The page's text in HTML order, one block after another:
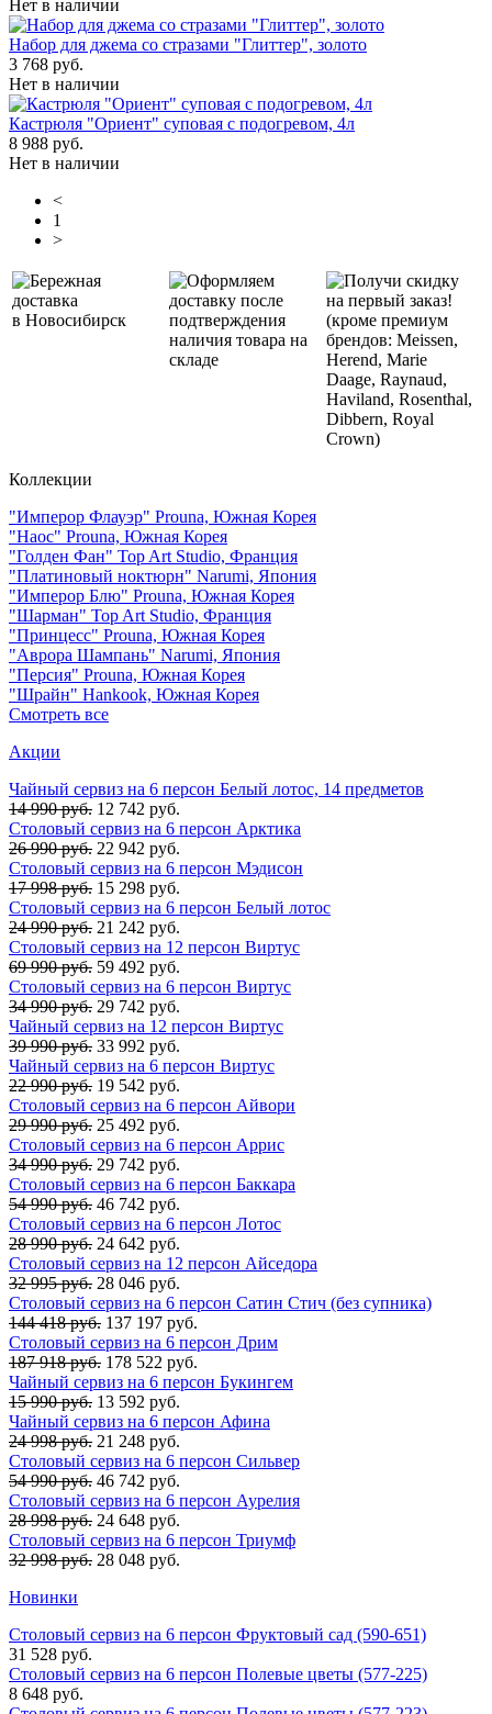
Нет в наличии
Набор для джема со стразами "Глиттер", золото
3 768 руб.
Нет в наличии
Кастрюля "Ориент" суповая с подогревом, 4л
8 988 руб.
Нет в наличии
<
1
>
Бережная
доставка
в Новосибирск
Оформляем
доставку после
подтверждения
наличия товара на
складе
Получи скидку
на первый заказ!
(кроме премиум
брендов: Meissen,
Herend, Marie
Daage, Raynaud,
Haviland, Rosenthal,
Dibbern, Royal
Crown)
Коллекции
"Имперор Флауэр" Prouna, Южная Корея
"Наос" Prouna, Южная Корея
"Голден Фан" Top Art Studio, Франция
"Платиновый ноктюрн" Narumi, Япония
"Имперор Блю" Prouna, Южная Корея
"Шарман" Top Art Studio, Франция
"Принцесс" Prouna, Южная Корея
"Аврора Шампань" Narumi, Япония
"Персия" Prouna, Южная Корея
"Шрайн" Hankook, Южная Корея
Смотреть все
Акции
Чайный сервиз на 6 персон Белый лотос, 14 предметов
14 990 руб. 12 742 руб.
Столовый сервиз на 6 персон Арктика
26 990 руб. 22 942 руб.
Столовый сервиз на 6 персон Мэдисон
17 998 руб. 15 298 руб.
Столовый сервиз на 6 персон Белый лотос
24 990 руб. 21 242 руб.
Столовый сервиз на 12 персон Виртус
69 990 руб. 59 492 руб.
Столовый сервиз на 6 персон Виртус
34 990 руб. 29 742 руб.
Чайный сервиз на 12 персон Виртус
39 990 руб. 33 992 руб.
Чайный сервиз на 6 персон Виртус
22 990 руб. 19 542 руб.
Столовый сервиз на 6 персон Айвори
29 990 руб. 25 492 руб.
Столовый сервиз на 6 персон Аррис
34 990 руб. 29 742 руб.
Столовый сервиз на 6 персон Баккара
54 990 руб. 46 742 руб.
Столовый сервиз на 6 персон Лотос
28 990 руб. 24 642 руб.
Столовый сервиз на 12 персон Айседора
32 995 руб. 28 046 руб.
Столовый сервиз на 6 персон Сатин Стич (без супника)
144 418 руб. 137 197 руб.
Столовый сервиз на 6 персон Дрим
187 918 руб. 178 522 руб.
Чайный сервиз на 6 персон Букингем
15 990 руб. 13 592 руб.
Чайный сервиз на 6 персон Афина
24 998 руб. 21 248 руб.
Столовый сервиз на 6 персон Сильвер
54 990 руб. 46 742 руб.
Столовый сервиз на 6 персон Аурелия
28 998 руб. 24 648 руб.
Столовый сервиз на 6 персон Триумф
32 998 руб. 28 048 руб.
Новинки
Столовый сервиз на 6 персон Фруктовый сад (590-651)
31 528 руб.
Столовый сервиз на 6 персон Полевые цветы (577-225)
8 648 руб.